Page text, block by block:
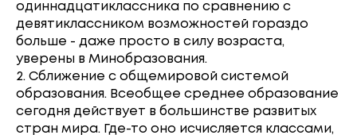
одиннадцатиклассника по сравнению с
девятиклассником возможностей гораздо
больше - даже просто в силу возраста,
уверены в Минобразования.
2. Сближение с общемировой системой
образования. Всеобщее среднее образование
сегодня действует в большинстве развитых
стран мира. Где-то оно исчисляется классами,